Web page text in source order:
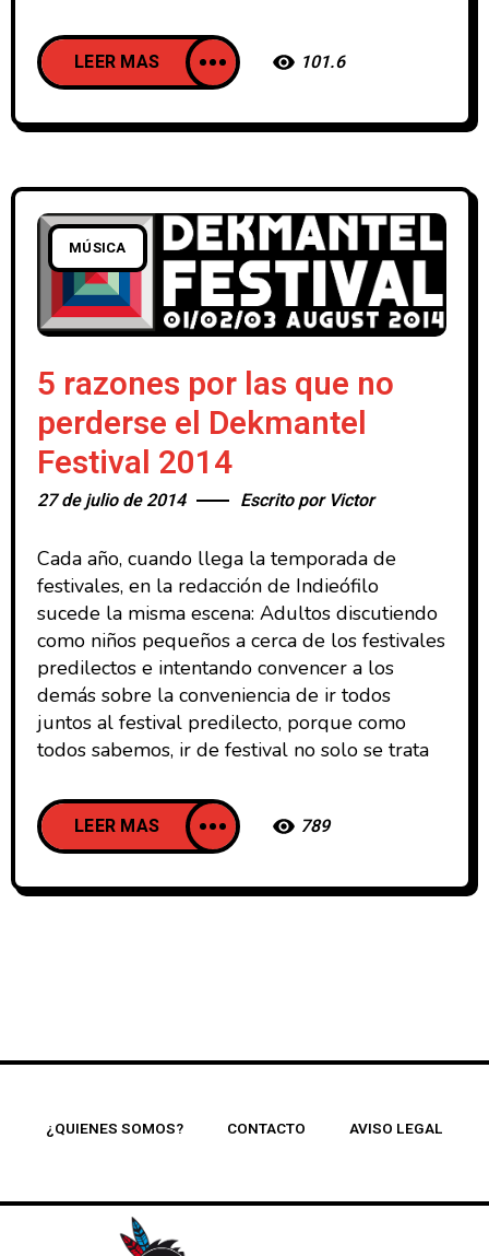
LEER MAS 101.6
MÚSICA
5 razones por las que no
perderse el Dekmantel
Festival 2014
27 de julio de 2014 Escrito por Victor
Cada año, cuando llega la temporada de
festivales, en la redacción de Indieófilo
sucede la misma escena: Adultos discutiendo
como niños pequeños a cerca de los festivales
predilectos e intentando convencer a los
demás sobre la conveniencia de ir todos
juntos al festival predilecto, porque como
todos sabemos, ir de festival no solo se trata
LEER MAS 789
¿QUIENES SOMOS? CONTACTO AVISO LEGAL